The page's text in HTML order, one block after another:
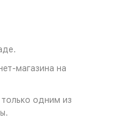
магазина на
одним из